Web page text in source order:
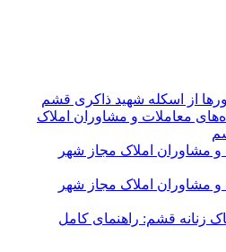
از اسکله شهید ذاکری قشم
معاملات و مشاوران املاک
و مشاوران املاک مجاز شهر
و مشاوران املاک مجاز شهر
زنانه قشم: راهنمای کامل